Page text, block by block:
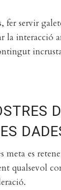
fer servir
la interacció
meta es
qualsevol